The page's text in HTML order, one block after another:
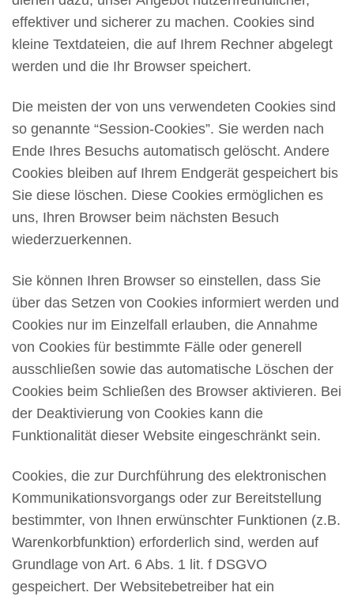
effektiver und sicherer zu machen. Cookies sind
kleine Textdateien, die auf Ihrem Rechner abgelegt
werden und die Ihr Browser speichert.
Die meisten der von uns verwendeten Cookies sind
so genannte “Session-Cookies”. Sie werden nach
Ende Ihres Besuchs automatisch gelöscht. Andere
Cookies bleiben auf Ihrem Endgerät gespeichert bis
Sie diese löschen. Diese Cookies ermöglichen es
uns, Ihren Browser beim nächsten Besuch
wiederzuerkennen.
Sie können Ihren Browser so einstellen, dass Sie
über das Setzen von Cookies informiert werden und
Cookies nur im Einzelfall erlauben, die Annahme
von Cookies für bestimmte Fälle oder generell
ausschließen sowie das automatische Löschen der
Cookies beim Schließen des Browser aktivieren. Bei
der Deaktivierung von Cookies kann die
Funktionalität dieser Website eingeschränkt sein.
Cookies, die zur Durchführung des elektronischen
Kommunikationsvorgangs oder zur Bereitstellung
bestimmter, von Ihnen erwünschter Funktionen (z.B.
Warenkorbfunktion) erforderlich sind, werden auf
Grundlage von Art. 6 Abs. 1 lit. f DSGVO
gespeichert. Der Websitebetreiber hat ein